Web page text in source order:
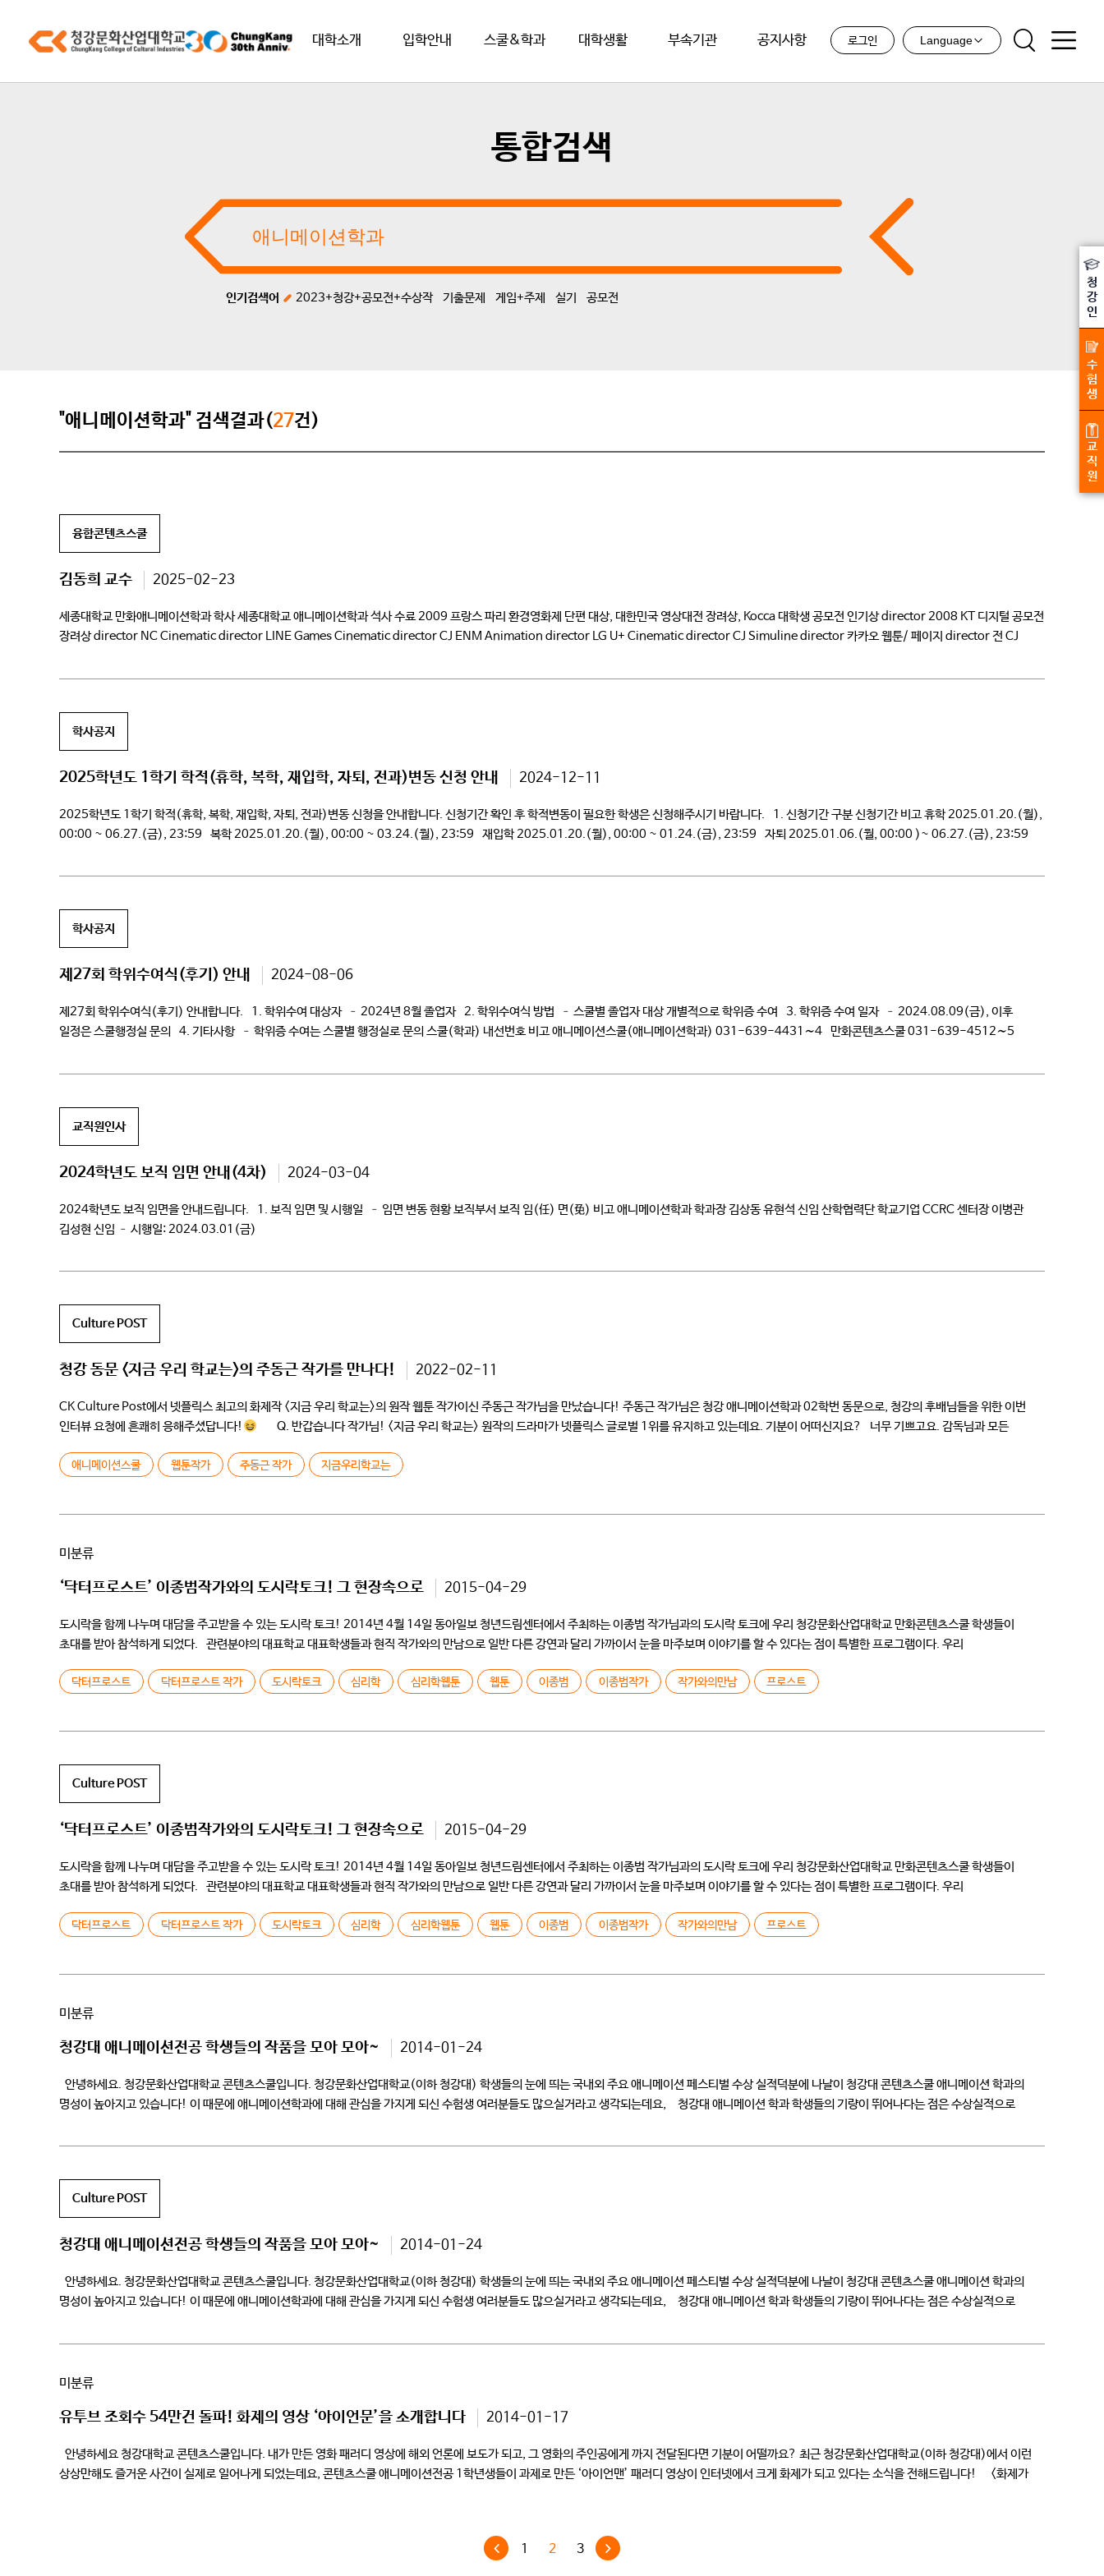
대학소개 입학안내 스쿨&학과 대학생활 부속기관 공지사항 로그인 Language
통합검색
인기검색어 2023+청강+공모전+수상작 기출문제 게임+주제 실기 공모전
"애니메이션학과" 검색결과(27건)
융합콘텐츠스쿨
김동희 교수 2025-02-23
세종대학교 만화애니메이션학과 학사 세종대학교 애니메이션학과 석사 수료 2009 프랑스 파리 환경영화제 단편 대상, 대한민국 영상대전 장려상, Kocca 대학생 공모전 인기상 director 2008 KT 디지털 공모전
장려상 director NC Cinematic director LINE Games Cinematic director CJ ENM Animation director LG U+ Cinematic director CJ Simuline director 카카오 웹툰/ 페이지 director 전 CJ
학사공지
2025학년도 1학기 학적(휴학, 복학, 재입학, 자퇴, 전과)변동 신청 안내 2024-12-11
2025학년도 1학기 학적(휴학, 복학, 재입학, 자퇴, 전과)변동 신청을 안내합니다. 신청기간 확인 후 학적변동이 필요한 학생은 신청해주시기 바랍니다. 1. 신청기간 구분 신청기간 비고 휴학 2025.01.20.(월),
00:00 ~ 06.27.(금), 23:59 복학 2025.01.20.(월), 00:00 ~ 03.24.(월), 23:59 재입학 2025.01.20.(월), 00:00 ~ 01.24.(금), 23:59 자퇴 2025.01.06.(월, 00:00 )~ 06.27.(금), 23:59
학사공지
제27회 학위수여식(후기) 안내 2024-08-06
제27회 학위수여식(후기) 안내합니다. 1. 학위수여 대상자 – 2024년 8월 졸업자 2. 학위수여식 방법 – 스쿨별 졸업자 대상 개별적으로 학위증 수여 3. 학위증 수여 일자 – 2024.08.09(금), 이후
일정은 스쿨행정실 문의 4. 기타사항 – 학위증 수여는 스쿨별 행정실로 문의 스쿨(학과) 내선번호 비고 애니메이션스쿨(애니메이션학과) 031-639-4431∼4 만화콘텐츠스쿨 031-639-4512∼5
교직원인사
2024학년도 보직 임면 안내(4차) 2024-03-04
2024학년도 보직 임면을 안내드립니다. 1. 보직 임면 및 시행일 – 임면 변동 현황 보직부서 보직 임(任) 면(免) 비고 애니메이션학과 학과장 김상동 유현석 신임 산학협력단 학교기업 CCRC 센터장 이병관
김성현 신임 – 시행일: 2024.03.01(금)
Culture POST
청강 동문 <지금 우리 학교는>의 주동근 작가를 만나다! 2022-02-11
CK Culture Post에서 넷플릭스 최고의 화제작 <지금 우리 학교는>의 원작 웹툰 작가이신 주동근 작가님을 만났습니다! 주동근 작가님은 청강 애니메이션학과 02학번 동문으로, 청강의 후배님들을 위한 이번
인터뷰 요청에 흔쾌히 응해주셨답니다!
Q. 반갑습니다 작가님! <지금 우리 학교는> 원작의 드라마가 넷플릭스 글로벌 1위를 유지하고 있는데요. 기분이 어떠신지요? 너무 기쁘고요. 감독님과 모든
애니메이션스쿨 웹툰작가 주동근 작가 지금우리학교는
미분류
‘닥터프로스트’ 이종범작가와의 도시락토크! 그 현장속으로 2015-04-29
도시락을 함께 나누며 대담을 주고받을 수 있는 도시락 토크! 2014년 4월 14일 동아일보 청년드림센터에서 주최하는 이종범 작가님과의 도시락 토크에 우리 청강문화산업대학교 만화콘텐츠스쿨 학생들이
초대를 받아 참석하게 되었다. 관련분야의 대표학교 대표학생들과 현직 작가와의 만남으로 일반 다른 강연과 달리 가까이서 눈을 마주보며 이야기를 할 수 있다는 점이 특별한 프로그램이다. 우리
닥터프로스트 닥터프로스트 작가 도시락토크 심리학 심리학웹툰 웹툰 이종범 이종범작가 작가와의만남 프로스트
Culture POST
‘닥터프로스트’ 이종범작가와의 도시락토크! 그 현장속으로 2015-04-29
도시락을 함께 나누며 대담을 주고받을 수 있는 도시락 토크! 2014년 4월 14일 동아일보 청년드림센터에서 주최하는 이종범 작가님과의 도시락 토크에 우리 청강문화산업대학교 만화콘텐츠스쿨 학생들이
초대를 받아 참석하게 되었다. 관련분야의 대표학교 대표학생들과 현직 작가와의 만남으로 일반 다른 강연과 달리 가까이서 눈을 마주보며 이야기를 할 수 있다는 점이 특별한 프로그램이다. 우리
닥터프로스트 닥터프로스트 작가 도시락토크 심리학 심리학웹툰 웹툰 이종범 이종범작가 작가와의만남 프로스트
미분류
청강대 애니메이션전공 학생들의 작품을 모아 모아~ 2014-01-24
안녕하세요. 청강문화산업대학교 콘텐츠스쿨입니다. 청강문화산업대학교(이하 청강대) 학생들의 눈에 띄는 국내외 주요 애니메이션 페스티벌 수상 실적덕분에 나날이 청강대 콘텐츠스쿨 애니메이션 학과의
명성이 높아지고 있습니다! 이 때문에 애니메이션학과에 대해 관심을 가지게 되신 수험생 여러분들도 많으실거라고 생각되는데요, 청강대 애니메이션 학과 학생들의 기량이 뛰어나다는 점은 수상실적으로
Culture POST
청강대 애니메이션전공 학생들의 작품을 모아 모아~ 2014-01-24
안녕하세요. 청강문화산업대학교 콘텐츠스쿨입니다. 청강문화산업대학교(이하 청강대) 학생들의 눈에 띄는 국내외 주요 애니메이션 페스티벌 수상 실적덕분에 나날이 청강대 콘텐츠스쿨 애니메이션 학과의
명성이 높아지고 있습니다! 이 때문에 애니메이션학과에 대해 관심을 가지게 되신 수험생 여러분들도 많으실거라고 생각되는데요, 청강대 애니메이션 학과 학생들의 기량이 뛰어나다는 점은 수상실적으로
미분류
유투브 조회수 54만건 돌파! 화제의 영상 ‘아이언문’을 소개합니다 2014-01-17
안녕하세요 청강대학교 콘텐츠스쿨입니다. 내가 만든 영화 패러디 영상에 해외 언론에 보도가 되고, 그 영화의 주인공에게 까지 전달된다면 기분이 어떨까요? 최근 청강문화산업대학교(이하 청강대)에서 이런
상상만해도 즐거운 사건이 실제로 일어나게 되었는데요, 콘텐츠스쿨 애니메이션전공 1학년생들이 과제로 만든 ‘아이언맨’ 패러디 영상이 인터넷에서 크게 화제가 되고 있다는 소식을 전해드립니다! <화제가
1 2 3
청
강
인
수
험
생
교
직
원